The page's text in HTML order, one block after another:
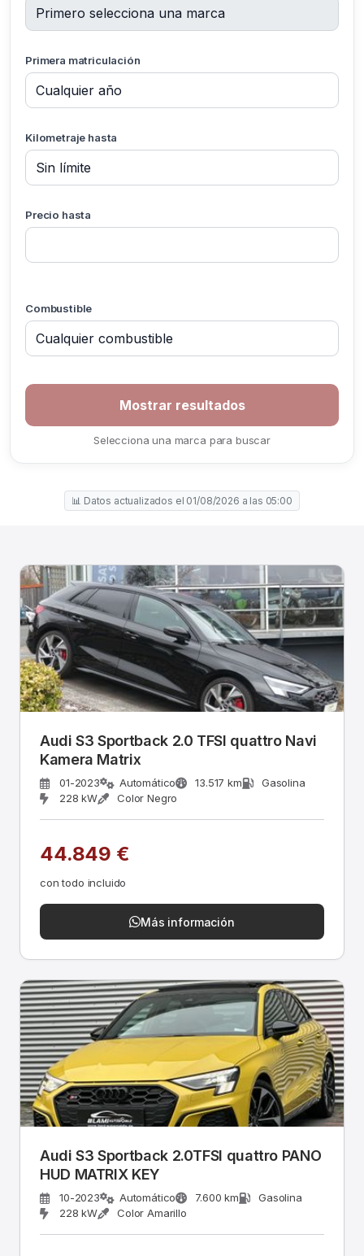
Primera matriculación
Kilometraje hasta
Precio hasta
Combustible
Selecciona una marca para buscar
📊 Datos actualizados el 01/08/2026 a las 05:00
Audi S3 Sportback 2.0 TFSI quattro Navi
Kamera Matrix
01-2023 Automático 13.517 km
Gasolina
228 kW
Color Negro
44.849 €
con todo incluido
Más información
Audi S3 Sportback 2.0TFSI quattro PANO
HUD MATRIX KEY
10-2023 Automático 7.600 km
Gasolina
228 kW
Color Amarillo